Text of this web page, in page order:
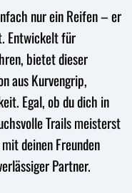
nur ein Reifen – er
Entwickelt für
bietet dieser
aus Kurvengrip,
Egal, ob du dich in
Trails meisterst
deinen Freunden
Partner.